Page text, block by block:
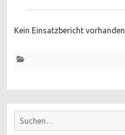
Kein Einsatzbericht vorhanden
Suchen